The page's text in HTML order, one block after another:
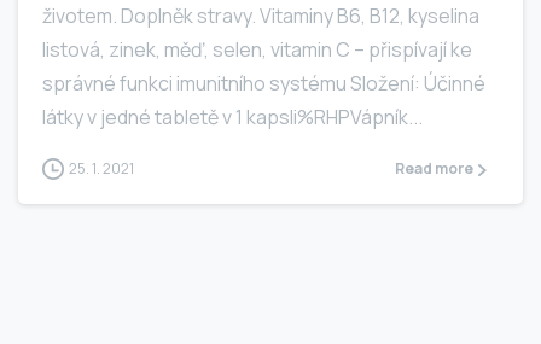
životem. Doplněk stravy. Vitaminy B6, B12, kyselina
listová, zinek, měď, selen, vitamin C – přispívají ke
správné funkci imunitního systému Složení: Účinné
látky v jedné tabletě v 1 kapsli%RHPVápník...
25. 1. 2021 Read more